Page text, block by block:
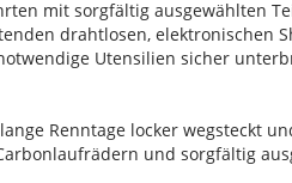
mit sorgfältig ausgewählten
drahtlosen, elektronischen
Utensilien sicher
Renntage locker wegsteckt
und sorgfältig